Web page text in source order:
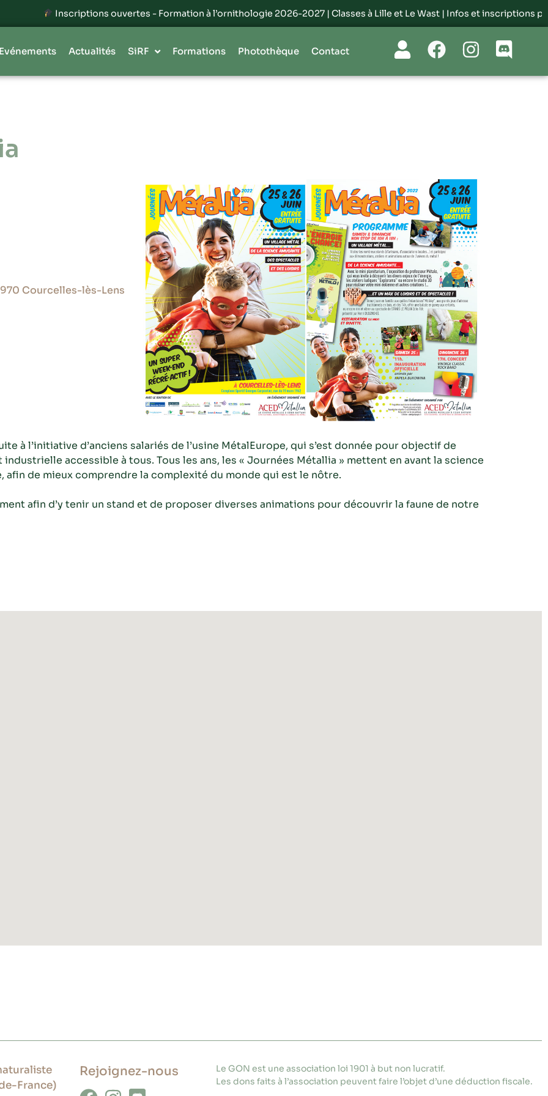
Inscriptions ouvertes - Formation à l’ornithologie 2026-2027 | Classes à Lille et Le Wast |Infos et inscriptions par ici
Evénements Actualités SiRF Formations Photothèque Contact
Courcelles-lès-Lens
à l’initiative d’anciens salariés de l’usine MétalEurope, qui s’est donnée pour objectif de
accessible à tous. Tous les ans, les « Journées Métallia » mettent en avant la science
de mieux comprendre la complexité du monde qui est le nôtre.
afin d’y tenir un stand et de proposer diverses animations pour découvrir la faune de notre
France)
Rejoignez-nous
Le GON est une association loi 1901 à but non lucratif.
Les dons faits à l’association peuvent faire l’objet d’une déduction fiscale.